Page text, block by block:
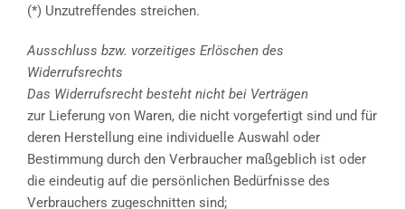
(*) Unzutreffendes streichen.
Ausschluss bzw. vorzeitiges Erlöschen des
Widerrufsrechts
Das Widerrufsrecht besteht nicht bei Verträgen
zur Lieferung von Waren, die nicht vorgefertigt sind und für
deren Herstellung eine individuelle Auswahl oder
Bestimmung durch den Verbraucher maßgeblich ist oder
die eindeutig auf die persönlichen Bedürfnisse des
Verbrauchers zugeschnitten sind;